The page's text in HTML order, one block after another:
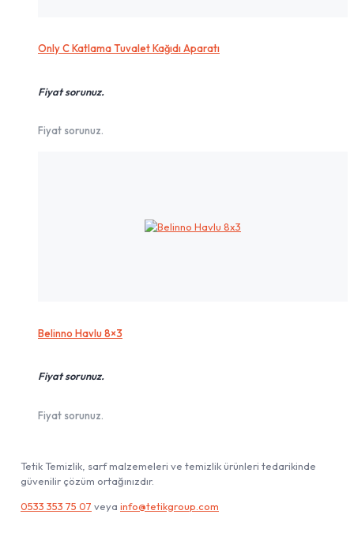
Only C Katlama Tuvalet Kağıdı Aparatı
Fiyat sorunuz.
Fiyat sorunuz.
Belinno Havlu 8×3
Fiyat sorunuz.
Fiyat sorunuz.
Tetik Temizlik, sarf malzemeleri ve temizlik ürünleri tedarikinde
güvenilir çözüm ortağınızdır.
0533 353 75 07 veya info@tetikgroup.com